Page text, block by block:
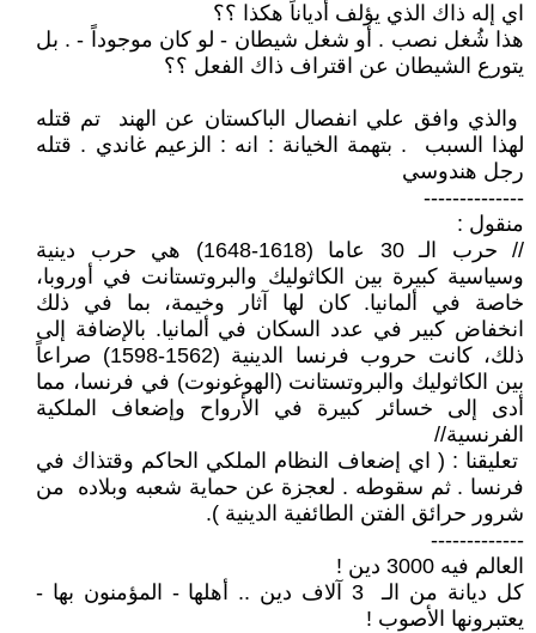
اي إله ذاك الذي يؤلف أدياناً هكذا ؟؟
هذا شُغل نصب . أو شغل شيطان - لو كان موجوداً - . بل
يتورع الشيطان عن اقتراف ذاك الفعل ؟؟
والذي وافق علي انفصال الباكستان عن الهند تم قتله
لهذا السبب . بتهمة الخيانة : انه : الزعيم غاندي . قتله
رجل هندوسي
--------------
منقول :
// حرب الـ 30 عاما (1618-1648) هي حرب دينية
وسياسية كبيرة بين الكاثوليك والبروتستانت في أوروبا،
خاصة في ألمانيا. كان لها آثار وخيمة، بما في ذلك
انخفاض كبير في عدد السكان في ألمانيا. بالإضافة إلى
ذلك، كانت حروب فرنسا الدينية (1562-1598) صراعاً
بين الكاثوليك والبروتستانت (الهوغونوت) في فرنسا، مما
أدى إلى خسائر كبيرة في الأرواح وإضعاف الملكية
الفرنسية//
تعليقنا : ( اي إضعاف النظام الملكي الحاكم وقتذاك في
فرنسا . ثم سقوطه . لعجزة عن حماية شعبه وبلاده من
شرور حرائق الفتن الطائفية الدينية ).
-------------
العالم فيه 3000 دين !
كل ديانة من الـ 3 آلاف دين .. أهلها - المؤمنون بها -
يعتبرونها الأصوب !